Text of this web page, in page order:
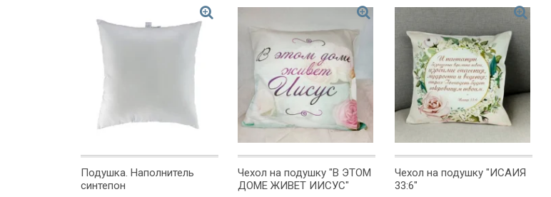
Подушка. Наполнитель
синтепон
Чехол на подушку "В ЭТОМ
ДОМЕ ЖИВЕТ ИИСУС"
Чехол на подушку "ИСАИЯ
33:6"